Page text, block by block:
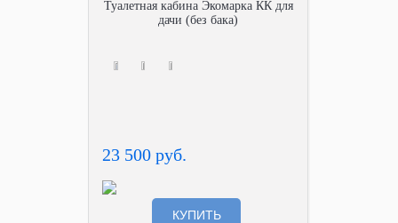
Туалетная кабина Экомарка КК для
дачи (без бака)
23 500 руб.
КУПИТЬ